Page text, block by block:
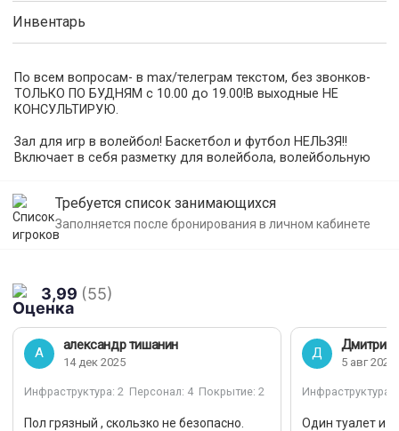
Инвентарь
По всем вопросам- в max/телеграм текстом, без звонков-
ТОЛЬКО ПО БУДНЯМ с 10.00 до 19.00!В выходные НЕ
КОНСУЛЬТИРУЮ.
Зал для игр в волейбол! Баскетбол и футбол НЕЛЬЗЯ!!
Включает в себя разметку для волейбола, волейбольную
Высокие потолки, вентилируемое и светлое помещение,
отлично подойдет для совместных игр двух команд (5х5).
человек. Если Вас больше-цена обсуждается
индивидуально!!
!!!!ВАЖНО!!!!!:1. мусор после себя убирать, не оставлять в
зале\раздевалках. 2. Если что то передвигали\убирали-
поставьте после тренировки на место 3. вход в зал ТОЛЬКО
на каждое занятие 5. Если что то сломано\плохо висит в
зале-просьба указать на это охраннику перед тренировкой.
Требуется список занимающихся
Заполняется после бронирования в личном кабинете
3,99 (55)
А
александр тишанин
14 дек 2025
Инфраструктура: 2 Персонал: 4 Покрытие: 2
Пол грязный , скользко не безопасно.
Д
Дмитрий
5 авг 2024
Инфраструктура
Один туалет и